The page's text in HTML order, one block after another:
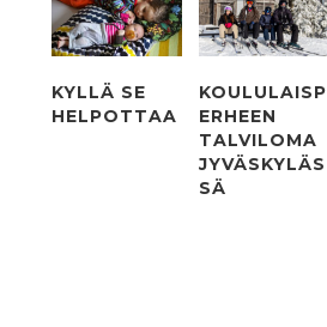
KYLLÄ SE
HELPOTTAA
KOULULAISP
ERHEEN
TALVILOMA
JYVÄSKYLÄS
SÄ